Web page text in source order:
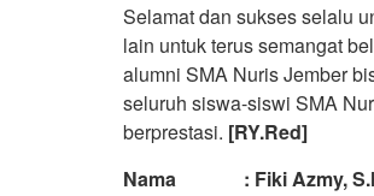
Selamat dan sukses selalu
lain untuk terus semangat
alumni SMA Nuris Jember
seluruh siswa-siswi SMA
berprestasi. [RY.Red]
Nama : Fiki Azmy,